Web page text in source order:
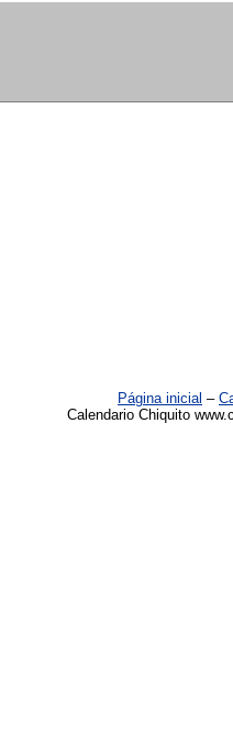
Página inicial –
Calendario Chiquito